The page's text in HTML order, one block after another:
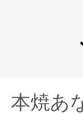
本焼あ